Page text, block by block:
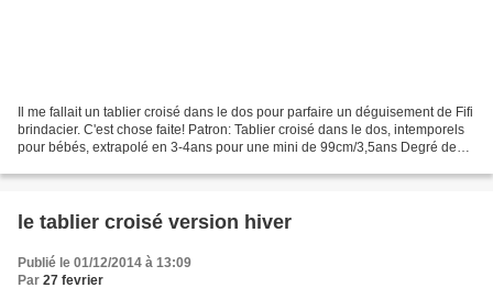
Il me fallait un tablier croisé dans le dos pour parfaire un déguisement de Fifi
brindacier. C'est chose faite! Patron: Tablier croisé dans le dos, intemporels
pour bébés, extrapolé en 3-4ans pour une mini de 99cm/3,5ans Degré de
le tablier croisé version hiver
Publié le 01/12/2014 à 13:09
Par 27 fevrier